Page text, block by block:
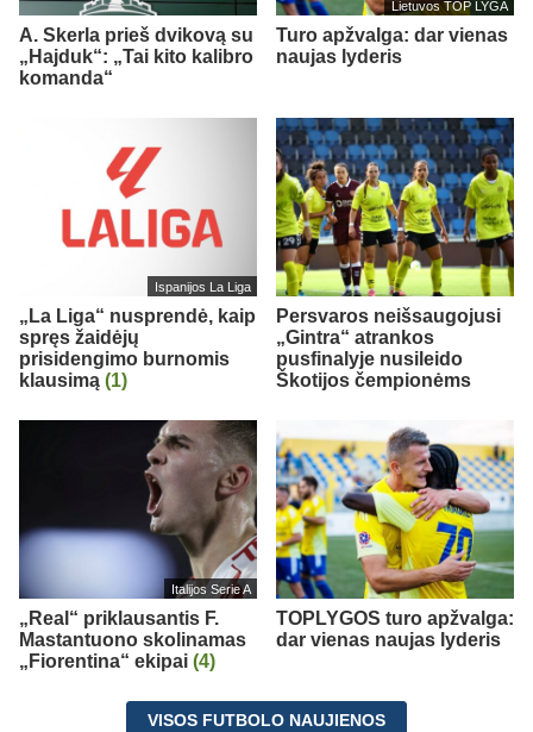
A. Skerla prieš dvikovą su
„Hajduk“: „Tai kito kalibro
komanda“
Lietuvos TOP LYGA
Turo apžvalga: dar vienas
naujas lyderis
Ispanijos La Liga
„La Liga“ nusprendė, kaip
spręs žaidėjų
prisidengimo burnomis
klausimą (1)
Persvaros neišsaugojusi
„Gintra“ atrankos
pusfinalyje nusileido
Škotijos čempionėms
Italijos Serie A
„Real“ priklausantis F.
Mastantuono skolinamas
„Fiorentina“ ekipai (4)
TOPLYGOS turo apžvalga:
dar vienas naujas lyderis
VISOS FUTBOLO NAUJIENOS